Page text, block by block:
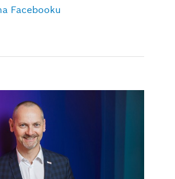
Facebooku